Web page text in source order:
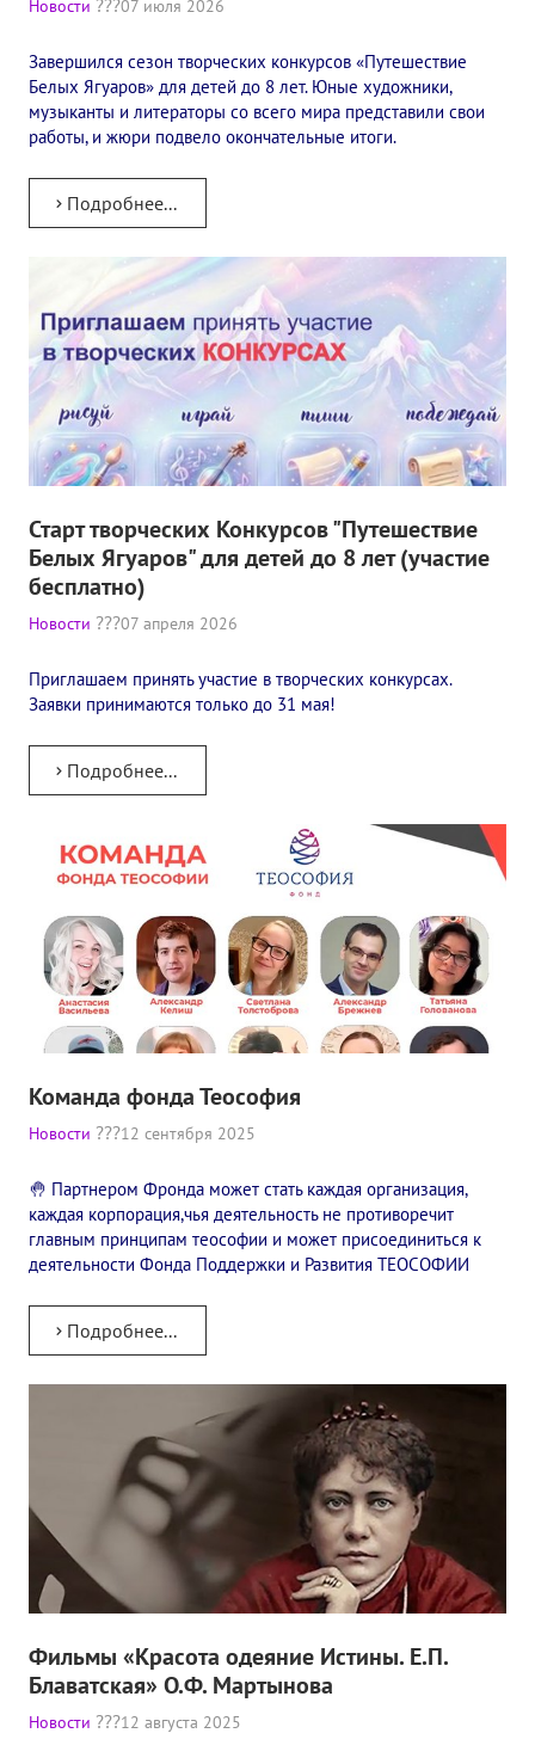
✔️ Заказать книги/журналы
Международный научно-исследовательский Центр, им. Е.П.
Межрегиональные теософские семинары России. Теософский
Международный Теософский Конгресс
Международный художественный Конкурс, посвященный Елене
Международный поэтический Конкурс «Елене Петровне
Международный музыкальный Конкурс, посвященный Елене
Выставка «Книжная экспедиция»
Конкурс городов России на право проведения
Памятник Е.П. Блаватской
МЕЖДУНАРОДНЫЙ ЦЕНТР ТЕОСОФИИ
ШКОЛА ТЕОСОФИИ
Открытая школа теософии
Фотоматериалы
Видео
ГОВОРЯТ ТЕОСОФЫ. Рубрика «Вопрос-Ответ»
Семинары
Плейлист "«Тайная Доктрина» Класс онлайн изучения"
Плейлист "Выпуски рубрики «ТЕОСОФСКИЙ КВИЗИ»"
ПОДДЕРЖАТЬ ФОНД
Пожертвовать денежные средства
Стать волонтером
Стать партнером
КОНТАКТЫ
Новости 07 июля 2026
Завершился сезон творческих конкурсов «Путешествие
Белых Ягуаров» для детей до 8 лет. Юные художники,
музыканты и литераторы со всего мира представили свои
работы, и жюри подвело окончательные итоги.
Подробнее...
Старт творческих Конкурсов "Путешествие
Белых Ягуаров" для детей до 8 лет (участие
бесплатно)
Новости 07 апреля 2026
Приглашаем принять участие в творческих конкурсах.
Заявки принимаются только до 31 мая!
Подробнее...
Команда фонда Теософия
Новости 12 сентября 2025
🤚 Партнером Фронда может стать каждая организация,
каждая корпорация,чья деятельность не противоречит
главным принципам теософии и может присоединиться к
деятельности Фонда Поддержки и Развития ТЕОСОФИИ
Подробнее...
Фильмы «Красота одеяние Истины. Е.П.
Блаватская» О.Ф. Мартынова
Новости 12 августа 2025